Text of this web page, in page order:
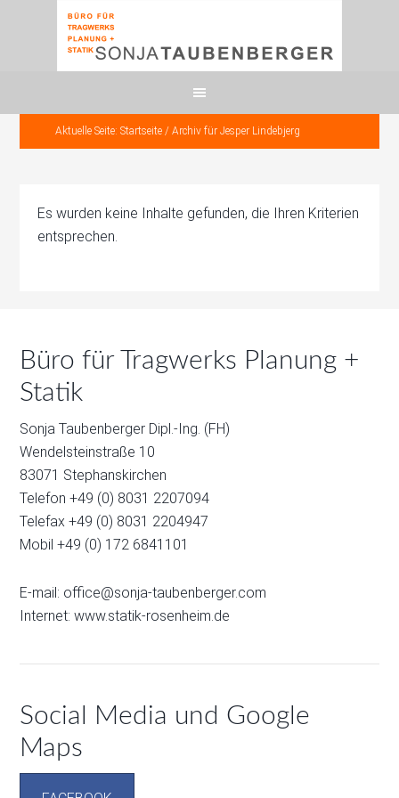
Aktuelle Seite:Startseite / Archiv für Jesper Lindebjerg
Es wurden keine Inhalte gefunden, die Ihren Kriterien
entsprechen.
Büro für Tragwerks Planung +
Statik
Sonja Taubenberger Dipl.-Ing. (FH)
Wendelsteinstraße 10
83071 Stephanskirchen
Telefon +49 (0) 8031 2207094
Telefax +49 (0) 8031 2204947
Mobil +49 (0) 172 6841101
E-mail: office@sonja-taubenberger.com
Internet:www.statik-rosenheim.de
Social Media und Google
Maps